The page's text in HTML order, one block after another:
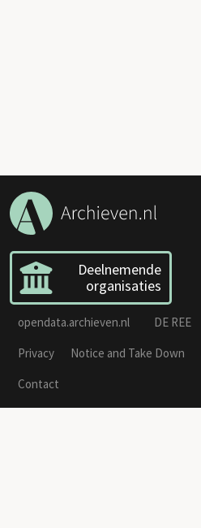
Deelnemende
organisaties
opendata.archieven.nl DE REE
Privacy
Notice and Take Down
Contact